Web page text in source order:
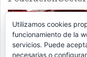
Utilizamos cookies
funcionamiento de la
servicios. Puede
necesarias o